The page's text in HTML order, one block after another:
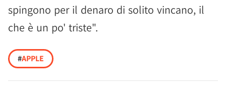
spingono per il denaro di solito vincano, il
che è un po' triste".
#APPLE